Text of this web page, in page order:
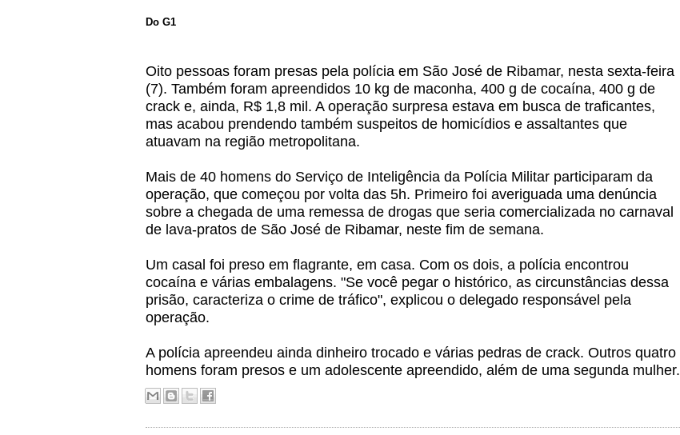
Do G1
Oito pessoas foram presas pela polícia em São José de Ribamar, nesta sexta-feira
(7). Também foram apreendidos 10 kg de maconha, 400 g de cocaína, 400 g de
crack e, ainda, R$ 1,8 mil. A operação surpresa estava em busca de traficantes,
mas acabou prendendo também suspeitos de homicídios e assaltantes que
atuavam na região metropolitana.
Mais de 40 homens do Serviço de Inteligência da Polícia Militar participaram da
operação, que começou por volta das 5h. Primeiro foi averiguada uma denúncia
sobre a chegada de uma remessa de drogas que seria comercializada no carnaval
de lava-pratos de São José de Ribamar, neste fim de semana.
Um casal foi preso em flagrante, em casa. Com os dois, a polícia encontrou
cocaína e várias embalagens. "Se você pegar o histórico, as circunstâncias dessa
prisão, caracteriza o crime de tráfico", explicou o delegado responsável pela
operação.
A polícia apreendeu ainda dinheiro trocado e várias pedras de crack. Outros quatro
homens foram presos e um adolescente apreendido, além de uma segunda mulher.